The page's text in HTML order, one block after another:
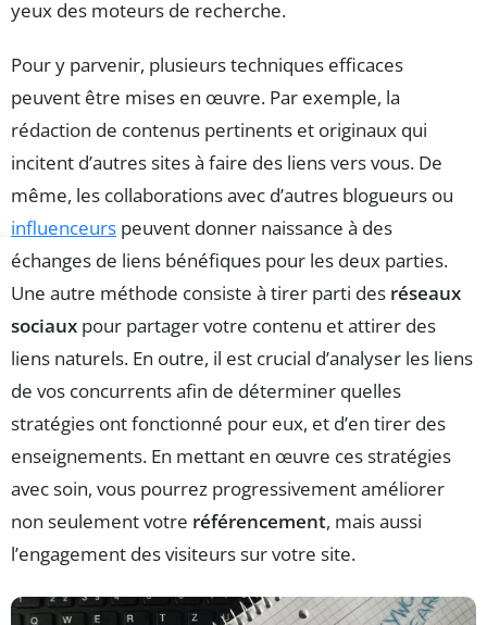
yeux des moteurs de recherche.
Pour y parvenir, plusieurs techniques efficaces
peuvent être mises en œuvre. Par exemple, la
rédaction de contenus pertinents et originaux qui
incitent d’autres sites à faire des liens vers vous. De
même, les collaborations avec d’autres blogueurs ou
influenceurs peuvent donner naissance à des
échanges de liens bénéfiques pour les deux parties.
Une autre méthode consiste à tirer parti des réseaux
sociaux pour partager votre contenu et attirer des
liens naturels. En outre, il est crucial d’analyser les liens
de vos concurrents afin de déterminer quelles
stratégies ont fonctionné pour eux, et d’en tirer des
enseignements. En mettant en œuvre ces stratégies
avec soin, vous pourrez progressivement améliorer
non seulement votre référencement, mais aussi
l’engagement des visiteurs sur votre site.